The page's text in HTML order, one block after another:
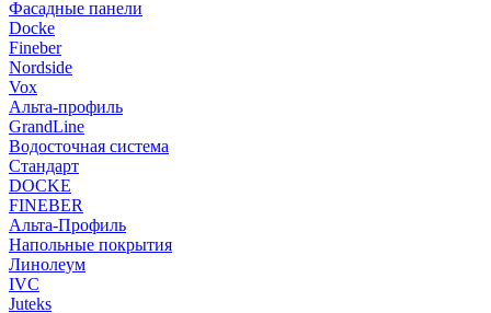
Фасадные панели
Docke
Fineber
Nordside
Vox
Альта-профиль
GrandLine
Водосточная система
Стандарт
DOCKE
FINEBER
Альта-Профиль
Напольные покрытия
Линолеум
IVC
Juteks